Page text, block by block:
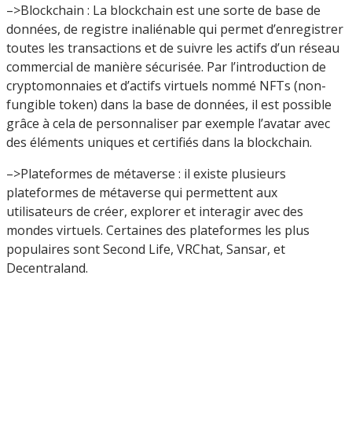
–>Blockchain : La blockchain est une sorte de base de
données, de registre inaliénable qui permet d’enregistrer
toutes les transactions et de suivre les actifs d’un réseau
commercial de manière sécurisée. Par l’introduction de
cryptomonnaies et d’actifs virtuels nommé NFTs (non-
fungible token) dans la base de données, il est possible
grâce à cela de personnaliser par exemple l’avatar avec
des éléments uniques et certifiés dans la blockchain.
–>Plateformes de métaverse : il existe plusieurs
plateformes de métaverse qui permettent aux
utilisateurs de créer, explorer et interagir avec des
mondes virtuels. Certaines des plateformes les plus
populaires sont Second Life, VRChat, Sansar, et
Decentraland.